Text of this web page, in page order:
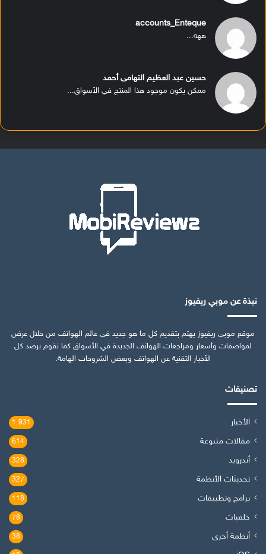
accounts_Enteque
ههه...
حسين عبد العظيم التهامى أحمد
ممكن يكون موجود هذا المنتج في الأسواق...
نبذة عن موبي ريفيوز
موقع موبي ريفيوز يهتم بتقديم كل ما هو جديد في عالم الهواتف من خلال عرض
لمواصفات وأسعار ومراجعات الهواتف الجديدة في الأسواق كما نقوم برصد كل
الأخبار التقنية عن الهواتف وبعض الشروحات الهامة.
تصنيفات
الأخبار 1٬931
مقالات متنوعة 614
أندرويد 328
تحديثات الأنظمة 327
برامج وتطبيقات 118
خلفيات 78
أنظمة أخرى 38